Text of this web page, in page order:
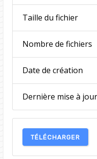
Taille du fichier
Nombre de fichiers
Date de création
Dernière mise à jour
TÉLÉCHARGER